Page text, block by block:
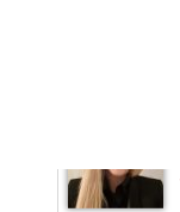
TEHNIKE: